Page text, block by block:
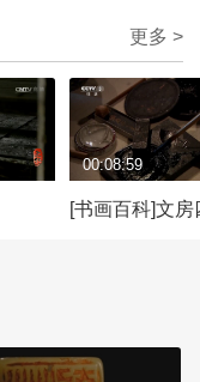
更多 >
[书画百科]文房
00:08:59